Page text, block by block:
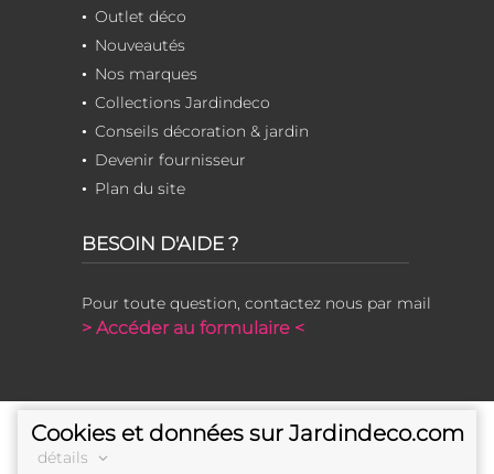
Outlet déco
Nouveautés
Nos marques
Collections Jardindeco
Conseils décoration & jardin
Devenir fournisseur
Plan du site
BESOIN D'AIDE ?
Pour toute question, contactez nous par mail
> Accéder au formulaire <
Cookies et données sur Jardindeco.com
détails